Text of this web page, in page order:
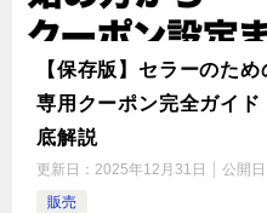
【保存版】セラーのた
専用クーポン完全ガイ
底解説
更新日： 2025年12月31日 公開日
販売